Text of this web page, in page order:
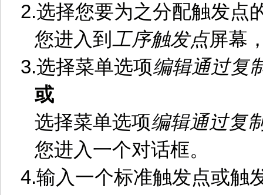
2.选择您要为之分配触发点
您进入到 工序触发点屏幕
3.选择菜单选项编辑通过复
或
选择菜单选项编辑通过复
您进入一个对话框。
4.输入一个标准触发点或触